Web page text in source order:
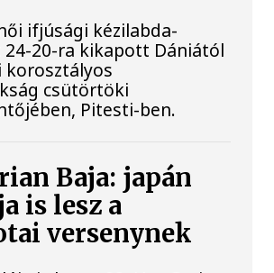
ifjúsági kézilabda-
20-ra kikapott Dániától
korosztályos
csütörtöki
Pitesti-ben.
Baja: japán
is lesz a
versenynek